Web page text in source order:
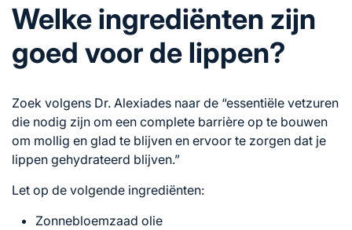
Welke ingrediënten zijn
goed voor de lippen?
Zoek volgens Dr. Alexiades naar de “essentiële vetzuren
die nodig zijn om een ​​complete barrière op te bouwen
om mollig en glad te blijven en ervoor te zorgen dat je
lippen gehydrateerd blijven.”
Let op de volgende ingrediënten:
Zonnebloemzaad olie